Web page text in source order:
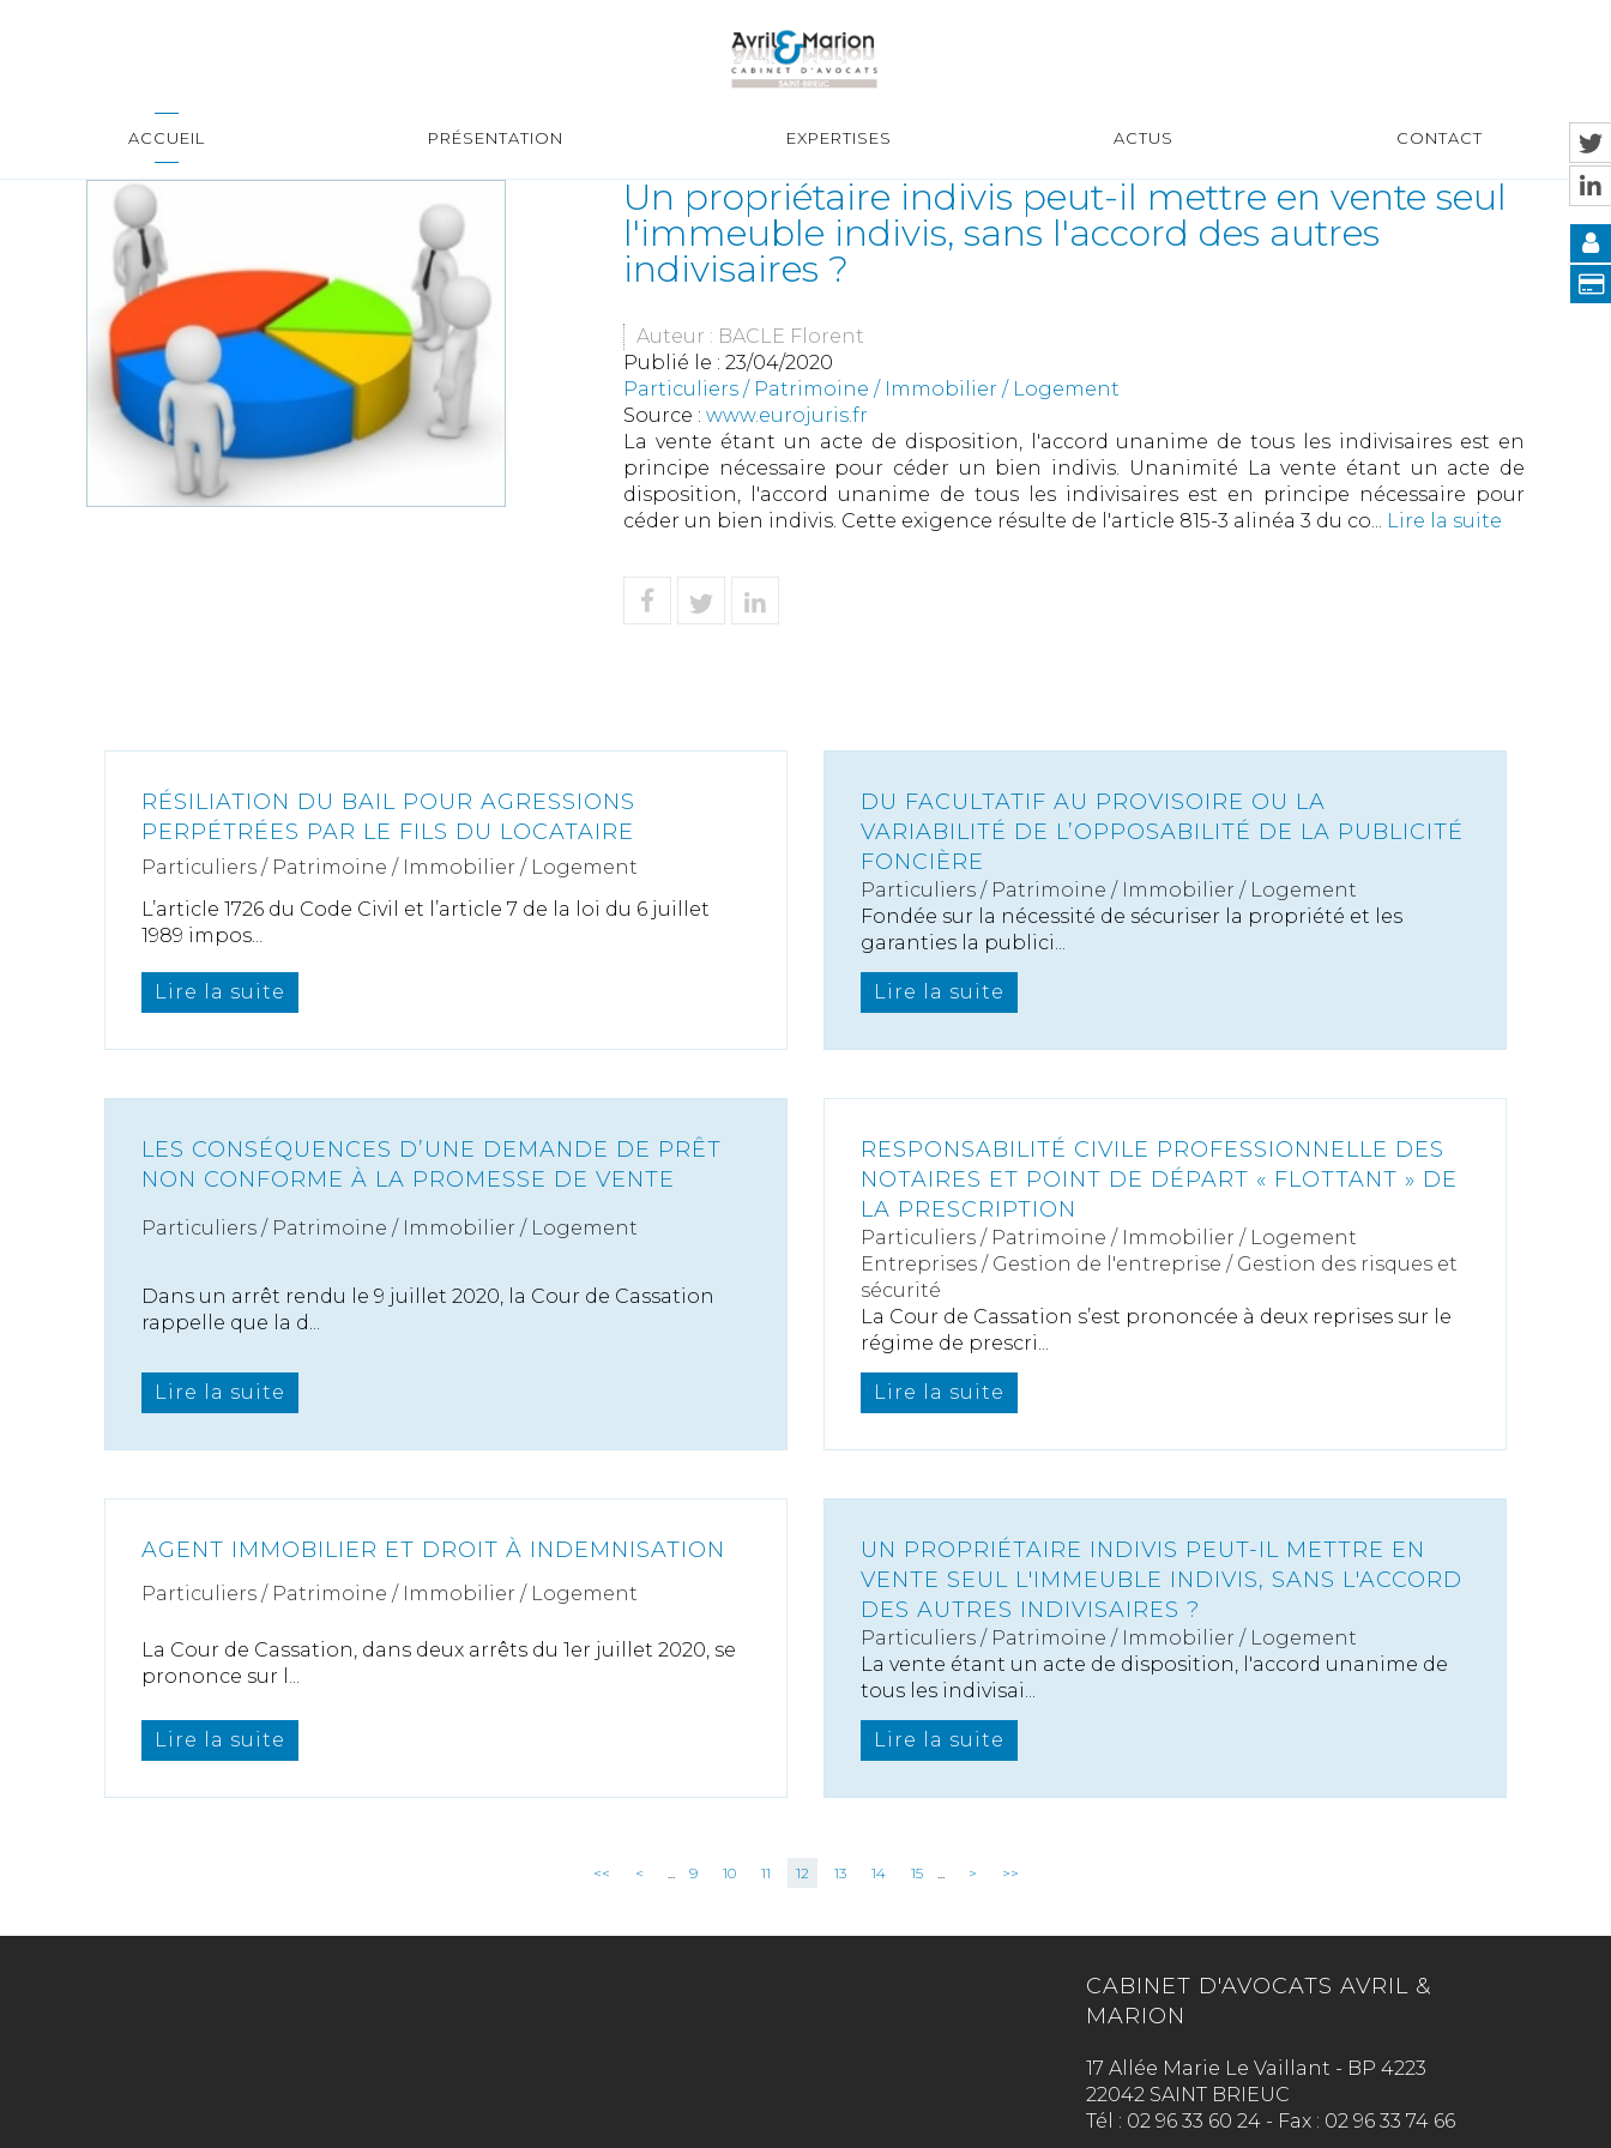
ACCUEIL PRÉSENTATION EXPERTISES ACTUS CONTACT
Un propriétaire indivis peut-il mettre en vente seul
l'immeuble indivis, sans l'accord des autres
indivisaires ?
Auteur : BACLE Florent
Publié le : 23/04/2020
Particuliers / Patrimoine / Immobilier / Logement
Source : www.eurojuris.fr
La vente étant un acte de disposition, l'accord unanime de tous les indivisaires est en
principe nécessaire pour céder un bien indivis. Unanimité La vente étant un acte de
disposition, l'accord unanime de tous les indivisaires est en principe nécessaire pour
céder un bien indivis. Cette exigence résulte de l'article 815-3 alinéa 3 du co... Lire la suite
RÉSILIATION DU BAIL POUR AGRESSIONS
PERPÉTRÉES PAR LE FILS DU LOCATAIRE
Particuliers / Patrimoine / Immobilier / Logement
L’article 1726 du Code Civil et l’article 7 de la loi du 6 juillet
1989 impos...
Lire la suite
DU FACULTATIF AU PROVISOIRE OU LA
VARIABILITÉ DE L’OPPOSABILITÉ DE LA PUBLICITÉ
FONCIÈRE
Particuliers / Patrimoine / Immobilier / Logement
Fondée sur la nécessité de sécuriser la propriété et les
garanties la publici...
Lire la suite
LES CONSÉQUENCES D’UNE DEMANDE DE PRÊT
NON CONFORME À LA PROMESSE DE VENTE
Particuliers / Patrimoine / Immobilier / Logement
Dans un arrêt rendu le 9 juillet 2020, la Cour de Cassation
rappelle que la d...
Lire la suite
RESPONSABILITÉ CIVILE PROFESSIONNELLE DES
NOTAIRES ET POINT DE DÉPART « FLOTTANT » DE
LA PRESCRIPTION
Particuliers / Patrimoine / Immobilier / Logement
Entreprises / Gestion de l'entreprise / Gestion des risques et
sécurité
La Cour de Cassation s’est prononcée à deux reprises sur le
régime de prescri...
Lire la suite
AGENT IMMOBILIER ET DROIT À INDEMNISATION
Particuliers / Patrimoine / Immobilier / Logement
La Cour de Cassation, dans deux arrêts du 1er juillet 2020, se
prononce sur l...
Lire la suite
UN PROPRIÉTAIRE INDIVIS PEUT-IL METTRE EN
VENTE SEUL L'IMMEUBLE INDIVIS, SANS L'ACCORD
DES AUTRES INDIVISAIRES ?
Particuliers / Patrimoine / Immobilier / Logement
La vente étant un acte de disposition, l'accord unanime de
tous les indivisai...
Lire la suite
<< < ... 9 10 11 12 13 14 15 ... > >>
CABINET D'AVOCATS AVRIL &
MARION
17 Allée Marie Le Vaillant - BP 4223
22042 SAINT BRIEUC
Tél : 02 96 33 60 24 - Fax : 02 96 33 74 66